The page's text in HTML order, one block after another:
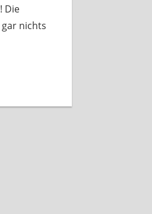
Die
nichts